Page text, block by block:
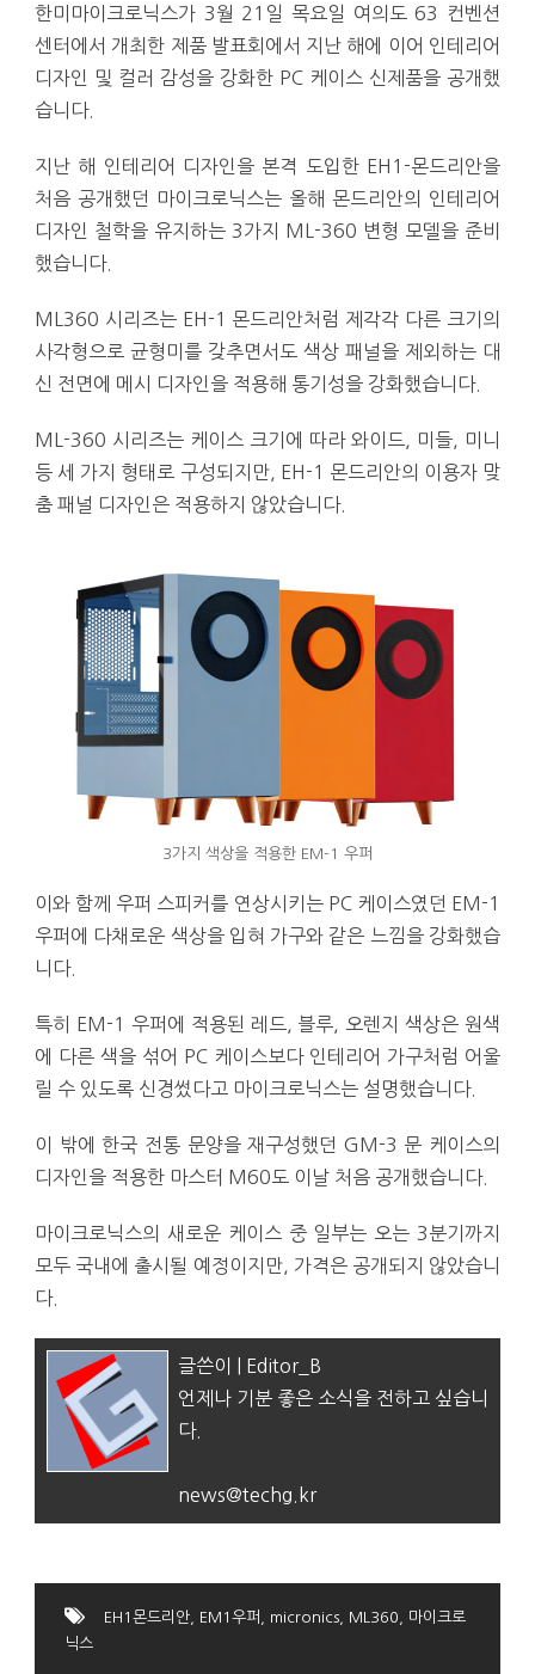
한미마이크로닉스가 3월 21일 목요일 여의도 63 컨벤션
센터에서 개최한 제품 발표회에서 지난 해에 이어 인테리어
디자인 및 컬러 감성을 강화한 PC 케이스 신제품을 공개했
습니다.
지난 해 인테리어 디자인을 본격 도입한 EH1-몬드리안을
처음 공개했던 마이크로닉스는 올해 몬드리안의 인테리어
디자인 철학을 유지하는 3가지 ML-360 변형 모델을 준비
했습니다.
ML360 시리즈는 EH-1 몬드리안처럼 제각각 다른 크기의
사각형으로 균형미를 갖추면서도 색상 패널을 제외하는 대
신 전면에 메시 디자인을 적용해 통기성을 강화했습니다.
ML-360 시리즈는 케이스 크기에 따라 와이드, 미들, 미니
등 세 가지 형태로 구성되지만, EH-1 몬드리안의 이용자 맞
춤 패널 디자인은 적용하지 않았습니다.
3가지 색상을 적용한 EM-1 우퍼
이와 함께 우퍼 스피커를 연상시키는 PC 케이스였던 EM-1
우퍼에 다채로운 색상을 입혀 가구와 같은 느낌을 강화했습
니다.
특히 EM-1 우퍼에 적용된 레드, 블루, 오렌지 색상은 원색
에 다른 색을 섞어 PC 케이스보다 인테리어 가구처럼 어울
릴 수 있도록 신경썼다고 마이크로닉스는 설명했습니다.
이 밖에 한국 전통 문양을 재구성했던 GM-3 문 케이스의
디자인을 적용한 마스터 M60도 이날 처음 공개했습니다.
마이크로닉스의 새로운 케이스 중 일부는 오는 3분기까지
모두 국내에 출시될 예정이지만, 가격은 공개되지 않았습니
다.
글쓴이 | Editor_B
언제나 기분 좋은 소식을 전하고 싶습니
다.
news@techg.kr
EH1몬드리안 EM1우퍼 micronics ML360
마이크로
닉스